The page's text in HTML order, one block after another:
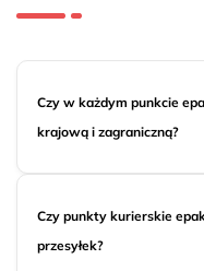
Czy w każdym punkcie
krajową i zagraniczną?
Czy punkty kurierskie
przesyłek?